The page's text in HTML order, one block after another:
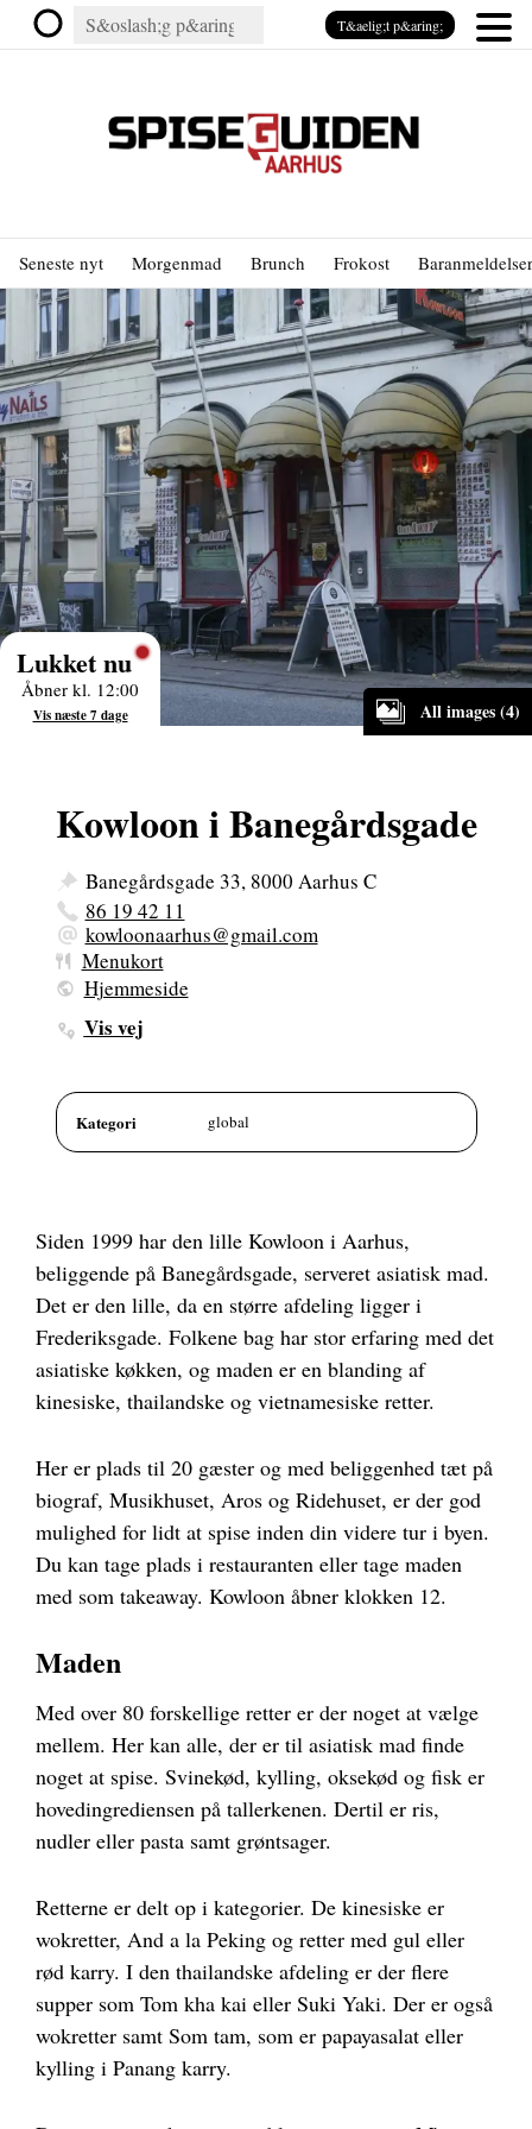
Seneste nyt Morgenmad Brunch Frokost Baranmeldelser
All images (4)
Lukket nu
Åbner kl. 12:00
Vis næste 7 dage
Kowloon i Banegårdsgade
Banegårdsgade 33, 8000 Aarhus C
86 19 42 11
kowloonaarhus@gmail.com
Menukort
Hjemmeside
Vis vej
Kategori global
Siden 1999 har den lille Kowloon i Aarhus,
beliggende på Banegårdsgade, serveret asiatisk mad.
Det er den lille, da en større afdeling ligger i
Frederiksgade. Folkene bag har stor erfaring med det
asiatiske køkken, og maden er en blanding af
kinesiske, thailandske og vietnamesiske retter.
Her er plads til 20 gæster og med beliggenhed tæt på
biograf, Musikhuset, Aros og Ridehuset, er der god
mulighed for lidt at spise inden din videre tur i byen.
Du kan tage plads i restauranten eller tage maden
med som takeaway. Kowloon åbner klokken 12.
Maden
Med over 80 forskellige retter er der noget at vælge
mellem. Her kan alle, der er til asiatisk mad finde
noget at spise. Svinekød, kylling, oksekød og fisk er
hovedingrediensen på tallerkenen. Dertil er ris,
nudler eller pasta samt grøntsager.
Retterne er delt op i kategorier. De kinesiske er
wokretter, And a la Peking og retter med gul eller
rød karry. I den thailandske afdeling er der flere
supper som Tom kha kai eller Suki Yaki. Der er også
wokretter samt Som tam, som er papayasalat eller
kylling i Panang karry.
T&aelig;t p&aring;